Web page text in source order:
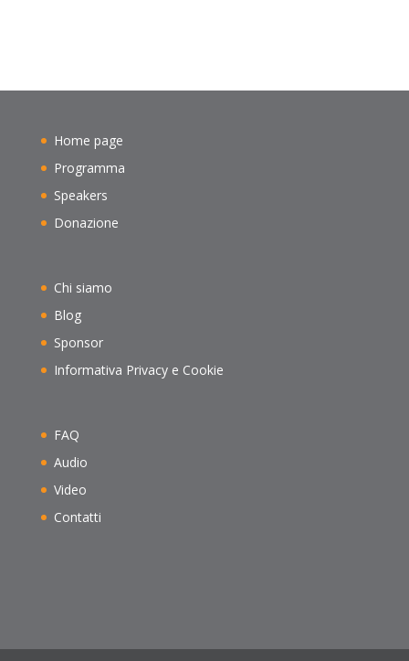
Home page
Programma
Speakers
Donazione
Chi siamo
Blog
Sponsor
Informativa Privacy e Cookie
FAQ
Audio
Video
Contatti